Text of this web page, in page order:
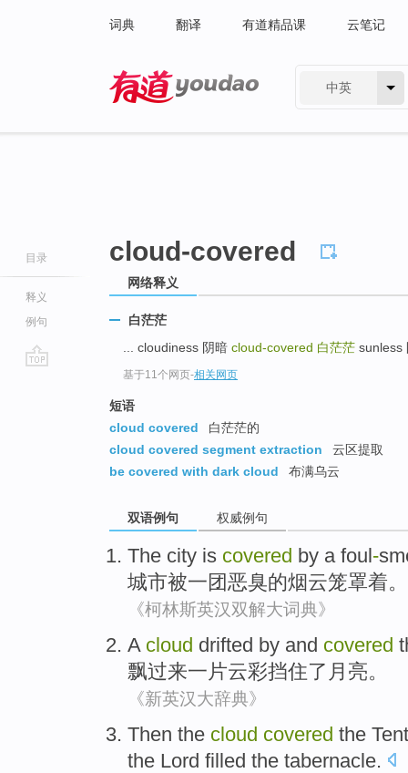
词典 翻译 有道精品课 云笔记
中英
目录
释义
例句
cloud-covered
网络释义
白茫茫
... cloudiness 阴暗 cloud-covered 白茫茫 sunless
基于11个网页-相关网页
短语
cloud covered
白茫茫的
cloud covered segment extraction
云区提取
be covered with dark cloud
布满乌云
双语例句 权威例句
The city is covered by a foul -
城市被一团恶臭的烟云笼罩着。
《柯林斯英汉双解大词典》
A cloud drifted by and covered
飘过来一片云彩挡住了 月亮。
《新英汉大辞典》
Then the cloud covered the Tent
the Lord filled the tabernacle.